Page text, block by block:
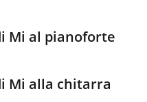
Mi al pianoforte
Mi alla chitarra